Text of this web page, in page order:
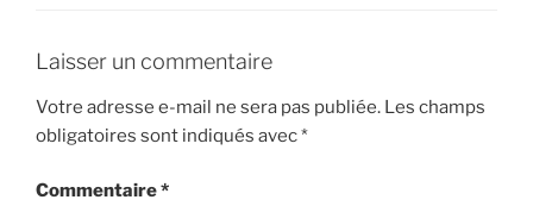
Laisser un commentaire
Votre adresse e-mail ne sera pas publiée. Les champs
obligatoires sont indiqués avec*
Commentaire*